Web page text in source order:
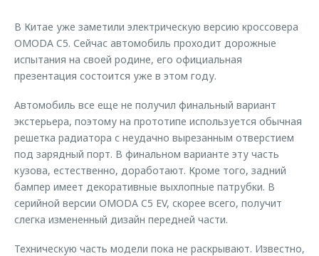
Кредитный калькулятор
Аксессуары
Одежда и сувениры
Оригинальные аксессуары
Запчасти
Трейд-ин
Калькулятор трейд-ин
O&J Автоклуб
Клуб владельцев OMODA
Приложение O&J
Аксессуары
Одежда и сувениры
Оригинальные аксессуары
Запчасти
В Китае уже заметили электрическую версию кроссовера
OMODA C5. Сейчас автомобиль проходит дорожные
испытания на своей родине, его официальная
презентация состоится уже в этом году.
Автомобиль все еще не получил финальный вариант
экстерьера, поэтому на прототипе используется обычная
решетка радиатора с неудачно вырезанным отверстием
под зарядный порт. В финальном варианте эту часть
кузова, естественно, доработают. Кроме того, задний
бампер имеет декоративные выхлопные патрубки. В
серийной версии OMODA C5 EV, скорее всего, получит
слегка измененный дизайн передней части.
Техническую часть модели пока не раскрывают. Известно,